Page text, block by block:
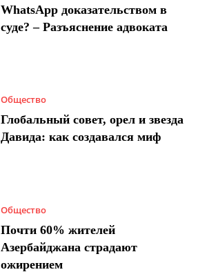
WhatsApp доказательством в
суде? – Разъяснение адвоката
Общество
Глобальный совет, орел и звезда
Давида: как создавался миф
Общество
Почти 60% жителей
Азербайджана страдают
ожирением